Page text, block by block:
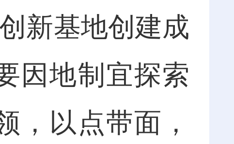
新基地创建成
因地制宜探索
，以点带面，